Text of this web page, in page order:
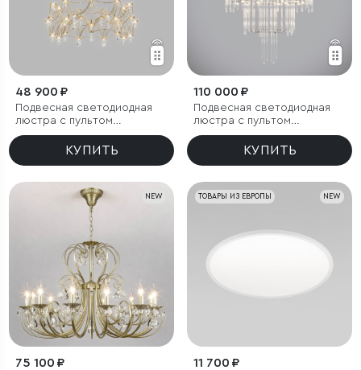
48 900 ₽
Подвесная светодиодная
люстра с пультом
управления
КУПИТЬ
110 000 ₽
Подвесная светодиодная
люстра с пультом
управления и декором из
КУПИТЬ
NEW
75 100 ₽
NEW
ТОВАРЫ ИЗ ЕВРОПЫ
11 700 ₽